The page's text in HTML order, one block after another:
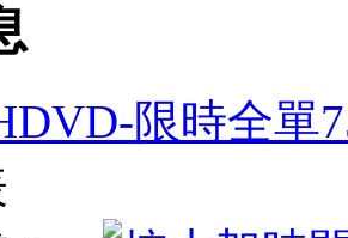
限時全單